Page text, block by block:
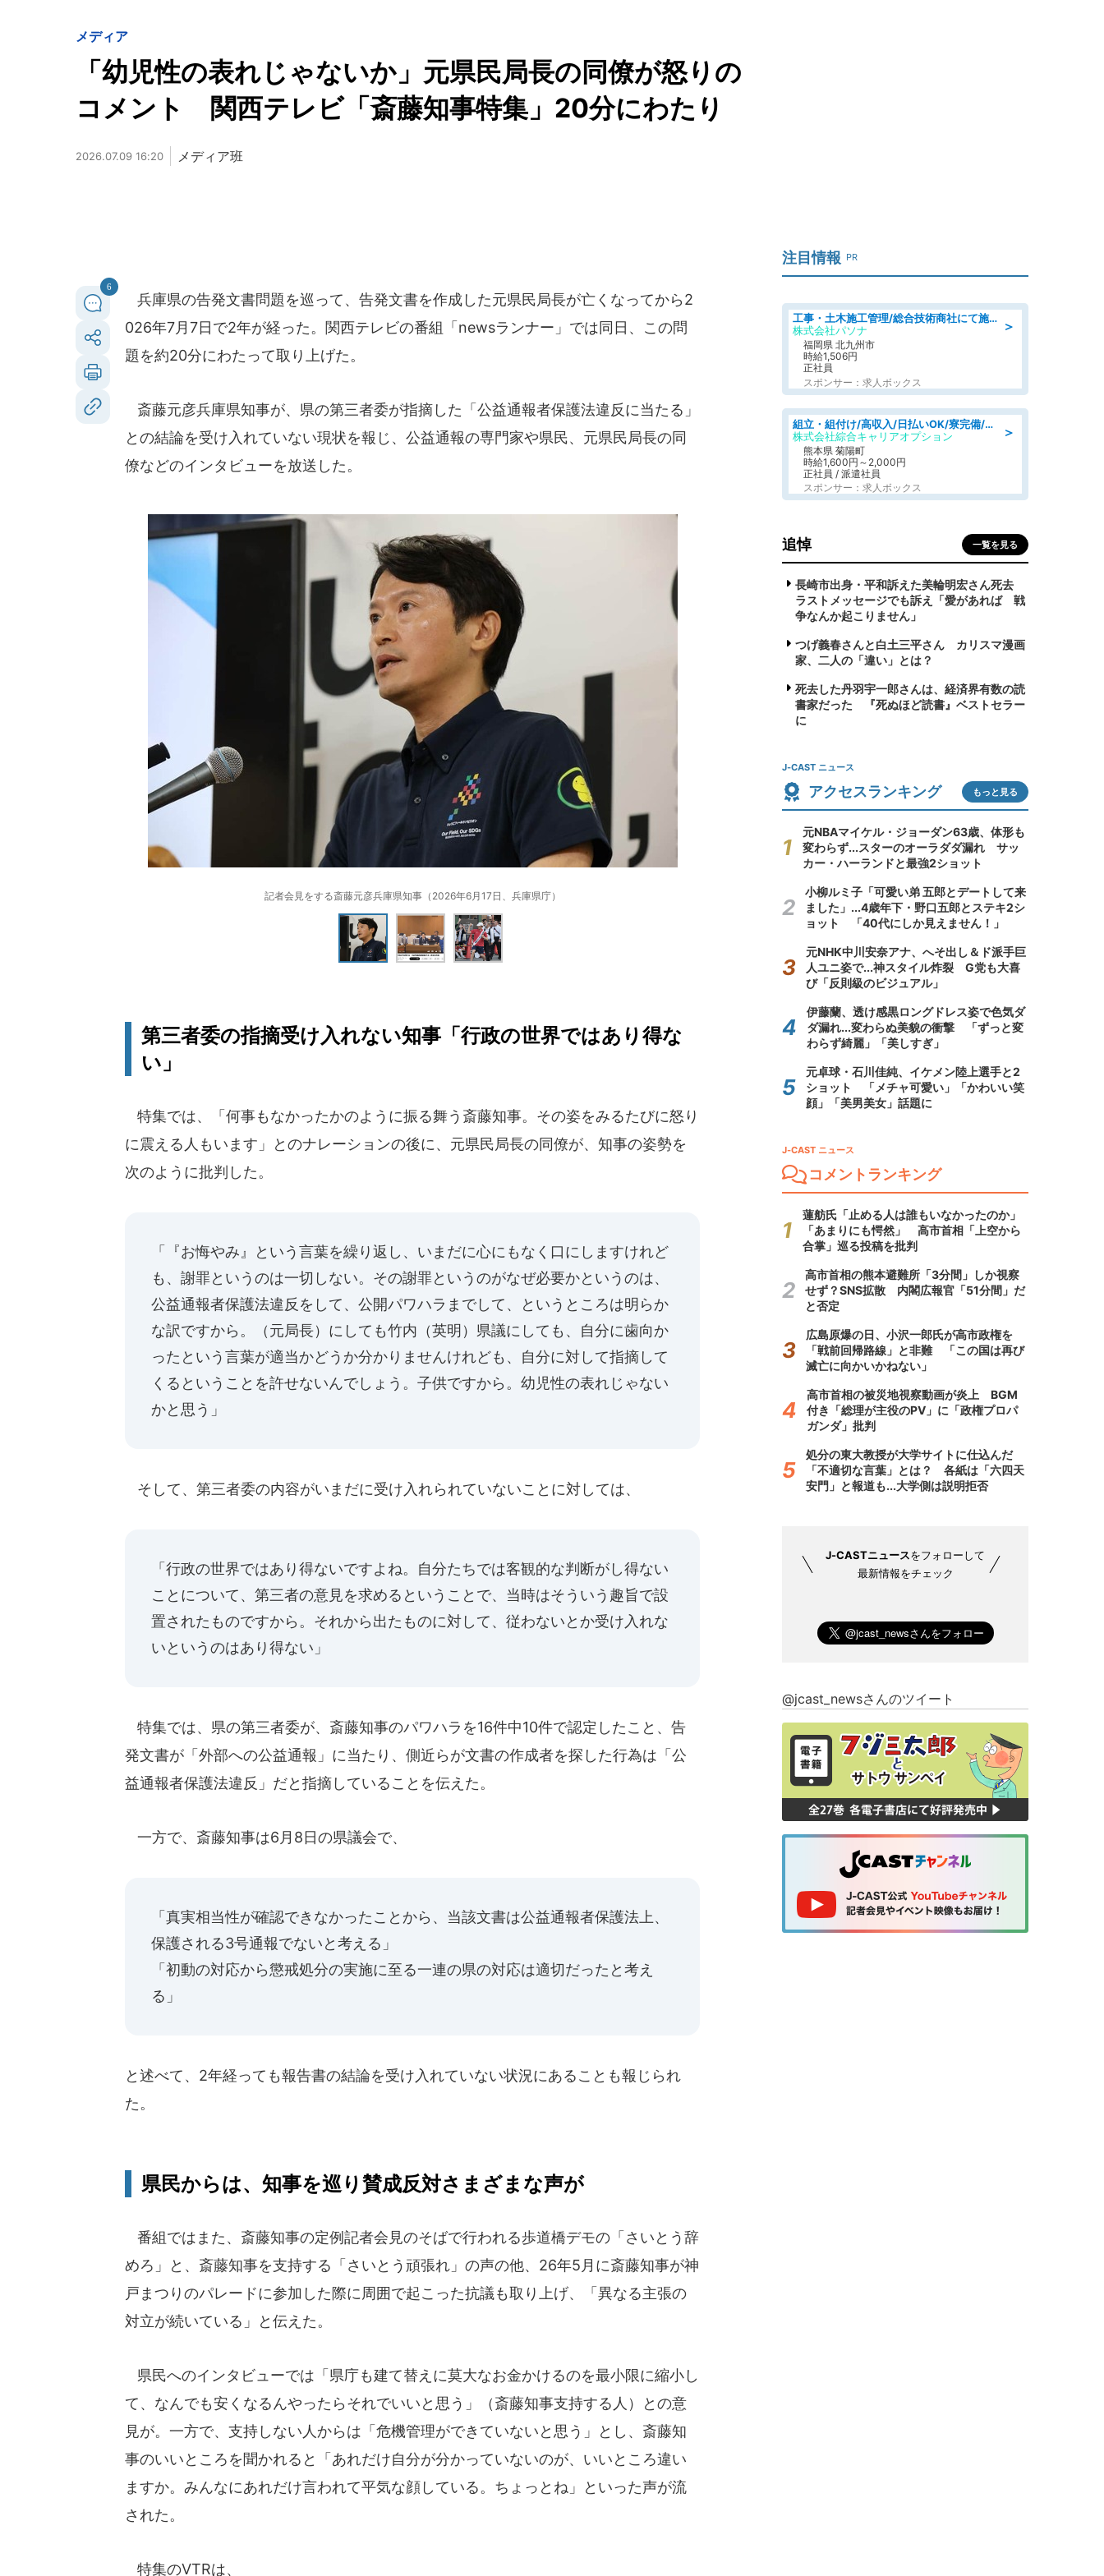
メディア
「幼児性の表れじゃないか」元県民局長の同僚が怒りの
コメント 関西テレビ「斎藤知事特集」20分にわたり
2026.07.09 16:20 メディア班
6
兵庫県の告発文書問題を巡って、告発文書を作成した元県民局長が亡くなってから2
026年7月7日で2年が経った。関西テレビの番組「newsランナー」では同日、この問
題を約20分にわたって取り上げた。
斎藤元彦兵庫県知事が、県の第三者委が指摘した「公益通報者保護法違反に当たる」
との結論を受け入れていない現状を報じ、公益通報の専門家や県民、元県民局長の同
僚などのインタビューを放送した。
記者会見をする斎藤元彦兵庫県知事（2026年6月17日、兵庫県庁）
第三者委の指摘受け入れない知事「行政の世界ではあり得な
い」
特集では、「何事もなかったかのように振る舞う斎藤知事。その姿をみるたびに怒り
に震える人もいます」とのナレーションの後に、元県民局長の同僚が、知事の姿勢を
次のように批判した。
「『お悔やみ』という言葉を繰り返し、いまだに心にもなく口にしますけれど
も、謝罪というのは一切しない。その謝罪というのがなぜ必要かというのは、
公益通報者保護法違反をして、公開パワハラまでして、というところは明らか
な訳ですから。（元局長）にしても竹内（英明）県議にしても、自分に歯向か
ったという言葉が適当かどうか分かりませんけれども、自分に対して指摘して
くるということを許せないんでしょう。子供ですから。幼児性の表れじゃない
かと思う」
そして、第三者委の内容がいまだに受け入れられていないことに対しては、
「行政の世界ではあり得ないですよね。自分たちでは客観的な判断がし得ない
ことについて、第三者の意見を求めるということで、当時はそういう趣旨で設
置されたものですから。それから出たものに対して、従わないとか受け入れな
いというのはあり得ない」
特集では、県の第三者委が、斎藤知事のパワハラを16件中10件で認定したこと、告
発文書が「外部への公益通報」に当たり、側近らが文書の作成者を探した行為は「公
益通報者保護法違反」だと指摘していることを伝えた。
一方で、斎藤知事は6月8日の県議会で、
「真実相当性が確認できなかったことから、当該文書は公益通報者保護法上、
保護される3号通報でないと考える」
「初動の対応から懲戒処分の実施に至る一連の県の対応は適切だったと考え
る」
と述べて、2年経っても報告書の結論を受け入れていない状況にあることも報じられ
た。
県民からは、知事を巡り賛成反対さまざまな声が
番組ではまた、斎藤知事の定例記者会見のそばで行われる歩道橋デモの「さいとう辞
めろ」と、斎藤知事を支持する「さいとう頑張れ」の声の他、26年5月に斎藤知事が神
戸まつりのパレードに参加した際に周囲で起こった抗議も取り上げ、「異なる主張の
対立が続いている」と伝えた。
県民へのインタビューでは「県庁も建て替えに莫大なお金かけるのを最小限に縮小し
て、なんでも安くなるんやったらそれでいいと思う」（斎藤知事支持する人）との意
見が。一方で、支持しない人からは「危機管理ができていないと思う」とし、斎藤知
事のいいところを聞かれると「あれだけ自分が分かっていないのが、いいところ違い
ますか。みんなにあれだけ言われて平気な顔している。ちょっとね」といった声が流
された。
特集のVTRは、
注目情報 PR
＞
工事・土木施工管理/総合技術商社にて施工管理のお仕事/即日勤務可/車通勤可/工事・土木施工管理/生産・品質管理
株式会社パソナ
福岡県 北九州市
時給1,506円
正社員
スポンサー：求人ボックス
＞
組立・組付け/高収入/日払いOK/寮完備/交替制/20・30・40代活躍中
株式会社綜合キャリアオプション
熊本県 菊陽町
時給1,600円～2,000円
正社員 / 派遣社員
スポンサー：求人ボックス
追悼 一覧を見る
長崎市出身・平和訴えた美輪明宏さん死去
ラストメッセージでも訴え「愛があれば 戦
争なんか起こりません」
つげ義春さんと白土三平さん カリスマ漫画
家、二人の「違い」とは？
死去した丹羽宇一郎さんは、経済界有数の読
書家だった 『死ぬほど読書』ベストセラー
に
J-CAST ニュース
アクセスランキング もっと見る
元NBAマイケル・ジョーダン63歳、体形も
変わらず...スターのオーラダダ漏れ サッ
カー・ハーランドと最強2ショット
小柳ルミ子「可愛い弟 五郎とデートして来
ました」...4歳年下・野口五郎とステキ2シ
ョット 「40代にしか見えません！」
元NHK中川安奈アナ、へそ出し＆ド派手巨
人ユニ姿で...神スタイル炸裂 G党も大喜
び「反則級のビジュアル」
伊藤蘭、透け感黒ロングドレス姿で色気ダ
ダ漏れ...変わらぬ美貌の衝撃 「ずっと変
わらず綺麗」「美しすぎ」
元卓球・石川佳純、イケメン陸上選手と2
ショット 「メチャ可愛い」「かわいい笑
顔」「美男美女」話題に
J-CAST ニュース
コメントランキング
蓮舫氏「止める人は誰もいなかったのか」
「あまりにも愕然」 高市首相「上空から
合掌」巡る投稿を批判
高市首相の熊本避難所「3分間」しか視察
せず？SNS拡散 内閣広報官「51分間」だ
と否定
広島原爆の日、小沢一郎氏が高市政権を
「戦前回帰路線」と非難 「この国は再び
滅亡に向かいかねない」
高市首相の被災地視察動画が炎上 BGM
付き「総理が主役のPV」に「政権プロパ
ガンダ」批判
処分の東大教授が大学サイトに仕込んだ
「不適切な言葉」とは？ 各紙は「六四天
安門」と報道も...大学側は説明拒否
J-CASTニュースをフォローして
最新情報をチェック
@jcast_newsさんのツイート